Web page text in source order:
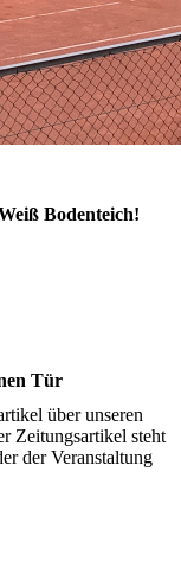
Bodenteich!
Tür
über unseren
Zeitungsartikel steht
der Veranstaltung